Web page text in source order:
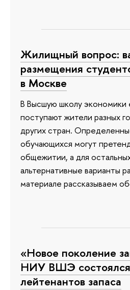
Жилищный вопрос:
размещения
в Москве
В Высшую школу экономики
поступают жители разных
других стран.
обучающихся могут
общежитии, а для
альтернативные варианты
материале рассказываем
«Новое поколение
НИУ ВШЭ состоялся
лейтенантов запаса